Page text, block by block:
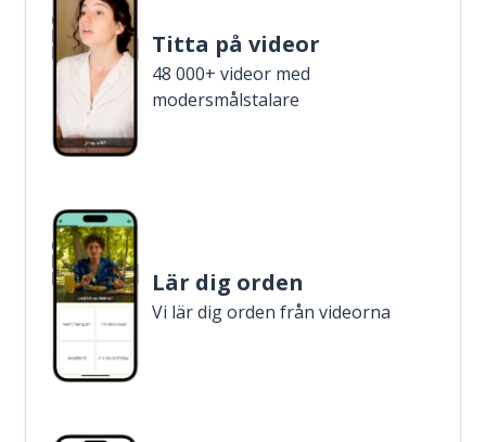
Titta på videor
48 000+ videor med
modersmålstalare
Lär dig orden
Vi lär dig orden från videorna